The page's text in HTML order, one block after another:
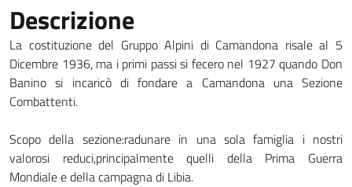
Descrizione
La costituzione del Gruppo Alpini di Camandona risale al 5
Dicembre 1936, ma i primi passi si fecero nel 1927 quando Don
Banino si incaricò di fondare a Camandona una Sezione
Combattenti.
Scopo della sezione:radunare in una sola famiglia i nostri
valorosi reduci,principalmente quelli della Prima Guerra
Mondiale e della campagna di Libia.